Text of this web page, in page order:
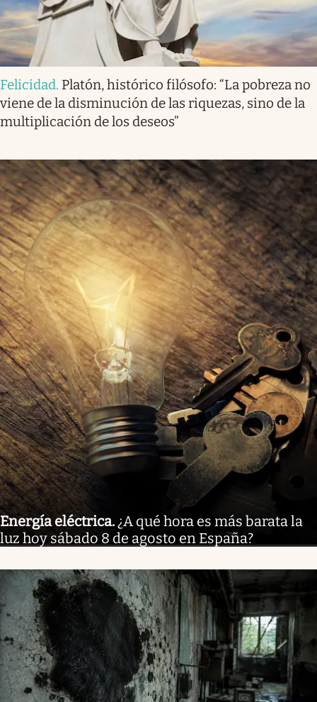
Felicidad. Platón, histórico filósofo: “La pobreza no
viene de la disminución de las riquezas, sino de la
multiplicación de los deseos”
Energía eléctrica. ¿A qué hora es más barata la
luz hoy sábado 8 de agosto en España?